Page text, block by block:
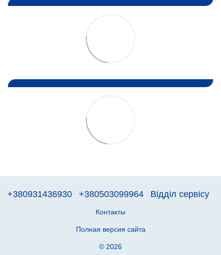
+380931436930 +380503099964 Відділ сервісу
Контакты
Полная версия сайта
© 2026